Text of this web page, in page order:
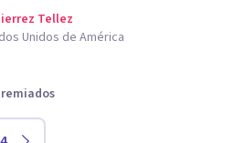
Tellez
Unidos de América